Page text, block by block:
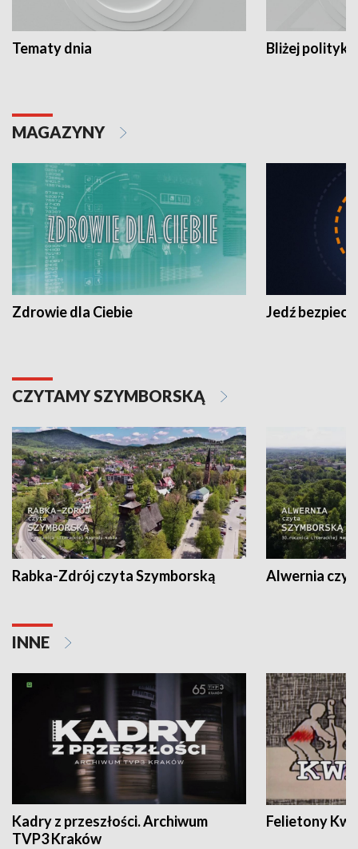
Tematy dnia Bliżej polityki
MAGAZYNY
Zdrowie dla Ciebie Jedź
CZYTAMY SZYMBORSKĄ
Rabka-Zdrój czyta Szymborską Alwernia
INNE
Kadry z przeszłości. Archiwum
TVP3 Kraków
Felietony